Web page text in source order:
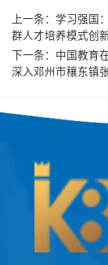
上一条： 学习强国
群人才培养模式创
下一条： 中国教育
深入邓州市穰东镇